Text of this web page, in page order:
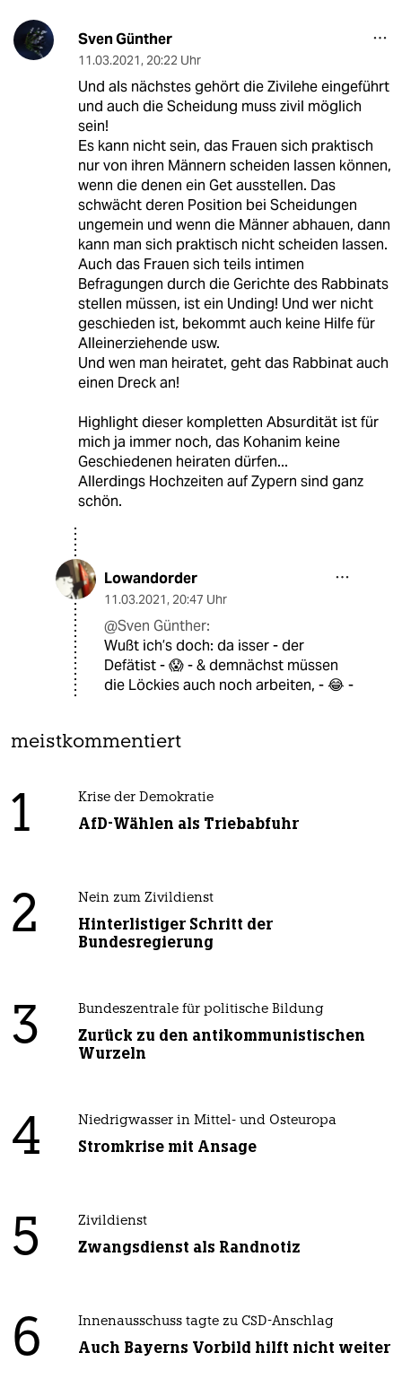
Sven Günther
11.03.2021, 20:22 Uhr
Und als nächstes gehört die Zivilehe eingeführt
und auch die Scheidung muss zivil möglich
sein!
Es kann nicht sein, das Frauen sich praktisch
nur von ihren Männern scheiden lassen können,
wenn die denen ein Get ausstellen. Das
schwächt deren Position bei Scheidungen
ungemein und wenn die Männer abhauen, dann
kann man sich praktisch nicht scheiden lassen.
Auch das Frauen sich teils intimen
Befragungen durch die Gerichte des Rabbinats
stellen müssen, ist ein Unding! Und wer nicht
geschieden ist, bekommt auch keine Hilfe für
Alleinerziehende usw.
Und wen man heiratet, geht das Rabbinat auch
einen Dreck an!
Highlight dieser kompletten Absurdität ist für
mich ja immer noch, das Kohanim keine
Geschiedenen heiraten dürfen...
Allerdings Hochzeiten auf Zypern sind ganz
schön.
Lowandorder
11.03.2021, 20:47 Uhr
@Sven Günther:
Wußt ich’s doch: da isser - der
Defätist - 😱 - & demnächst müssen
die Löckies auch noch arbeiten, - 😂 -
meistkommentiert
1 Krise der Demokratie
AfD-Wählen als Triebabfuhr
2 Nein zum Zivildienst
Hinterlistiger Schritt der
Bundesregierung
3 Bundeszentrale für politische Bildung
Zurück zu den antikommunistischen
Wurzeln
4 Niedrigwasser in Mittel- und Osteuropa
Stromkrise mit Ansage
5 Zivildienst
Zwangsdienst als Randnotiz
6 Innenausschuss tagte zu CSD-Anschlag
Auch Bayerns Vorbild hilft nicht weiter